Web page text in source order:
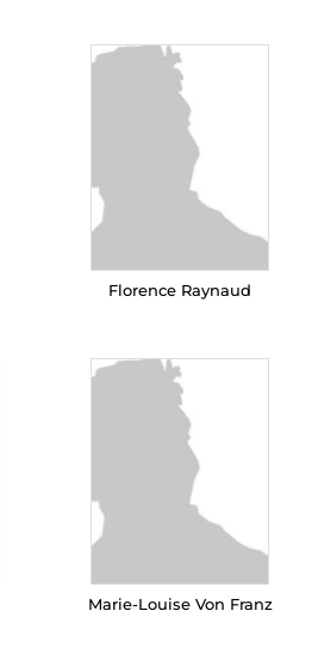
Florence Raynaud
Marie-Louise Von Franz